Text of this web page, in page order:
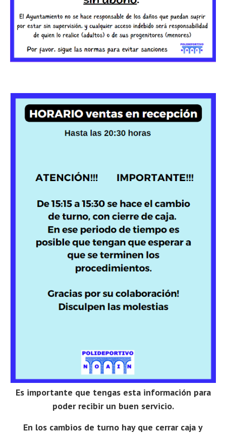
Es importante que tengas esta información para
poder recibir un buen servicio.
En los cambios de turno hay que cerrar caja y